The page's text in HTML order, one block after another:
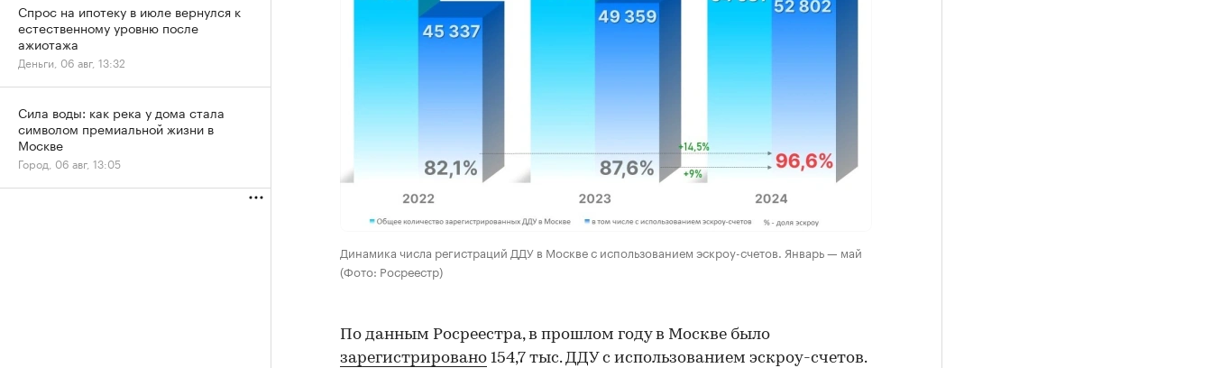
Динамика числа регистраций ДДУ в Москве с использованием эскроу-счетов. Январь — май
(Фото: Росреестр)
По данным Росреестра, в прошлом году в Москве было
зарегистрировано 154,7 тыс. ДДУ с использованием эскроу-счетов.
Спрос на ипотеку в июле вернулся к
естественному уровню после
ажиотажа
Деньги, 06 авг, 13:32
Сила воды: как река у дома стала
символом премиальной жизни в
Москве
Город, 06 авг, 13:05